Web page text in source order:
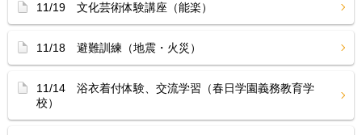
11/19 文化芸術体験講座（能楽）
11/18 避難訓練（地震・火災）
11/14 浴衣着付体験、交流学習（春日学園義務教育学
校）